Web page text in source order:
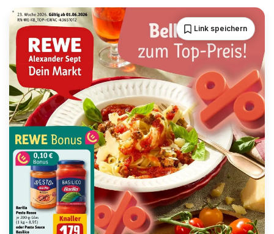
Link speichern